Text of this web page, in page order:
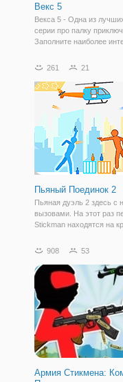
Векс 5
Векса 5 - Одна из
серии про палку
Заполните наиболее
Показать все свои
играйте с другими
Некоторые
261 21
Пьяный Поединок 2
Пьяная дуэль 2 здесь с
вызовами. На этот раз
Stickman находятся на
были добавлены в
требует особого
хотите,
908 53
Армия Стикмена: